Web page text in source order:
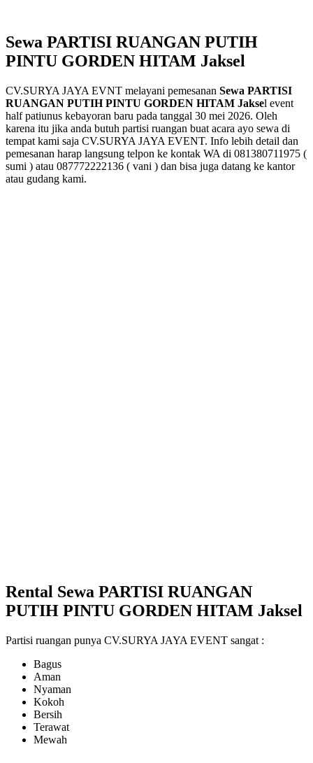
Sewa PARTISI RUANGAN PUTIH
PINTU GORDEN HITAM Jaksel
CV.SURYA JAYA EVNT melayani pemesanan Sewa PARTISI
RUANGAN PUTIH PINTU GORDEN HITAM Jaksel event
half patiunus kebayoran baru pada tanggal 30 mei 2026. Oleh
karena itu jika anda butuh partisi ruangan buat acara ayo sewa di
tempat kami saja CV.SURYA JAYA EVENT. Info lebih detail dan
pemesanan harap langsung telpon ke kontak WA di 081380711975 (
sumi ) atau 087772222136 ( vani ) dan bisa juga datang ke kantor
atau gudang kami.
Rental Sewa PARTISI RUANGAN
PUTIH PINTU GORDEN HITAM Jaksel
Partisi ruangan punya CV.SURYA JAYA EVENT sangat :
Bagus
Aman
Nyaman
Kokoh
Bersih
Terawat
Mewah